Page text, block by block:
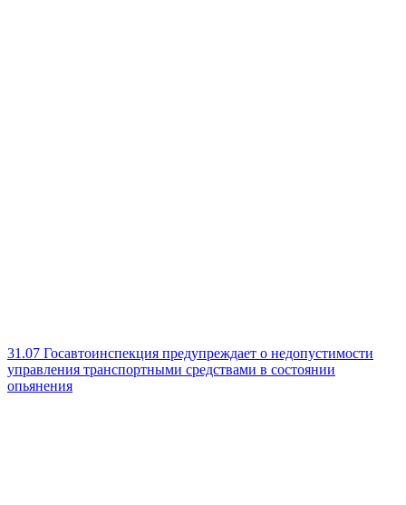
31.07 Госавтоинспекция предупреждает о недопустимости
управления транспортными средствами в состоянии
опьянения